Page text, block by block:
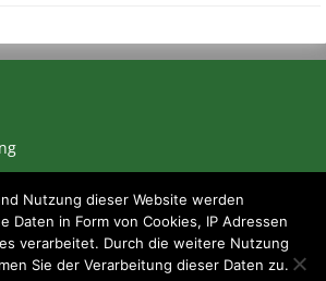
Nutzung dieser Website werden
Daten in Form von Cookies, IP Adressen
verarbeitet. Durch die weitere Nutzung
Sie der Verarbeitung dieser Daten zu.